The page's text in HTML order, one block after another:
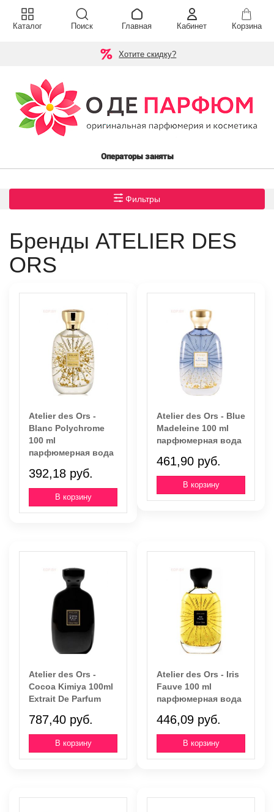
Хотите скидку?
Операторы заняты
Фильтры
Бренды ATELIER DES
ORS
Atelier des Ors -
Blanc Polychrome
100 ml
парфюмерная вода
392,18 руб.
Atelier des Ors - Blue
Madeleine 100 ml
парфюмерная вода
461,90 руб.
Atelier des Ors -
Cocoa Kimiya 100ml
Extrait De Parfum
787,40 руб.
Atelier des Ors - Iris
Fauve 100 ml
парфюмерная вода
446,09 руб.
Каталог Поиск Главная Кабинет Корзина